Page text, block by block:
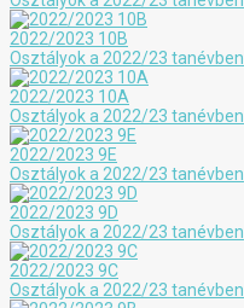
2022/2023 10B
Osztályok a 2022/23 tanévben
2022/2023 10A
Osztályok a 2022/23 tanévben
2022/2023 9E
Osztályok a 2022/23 tanévben
2022/2023 9D
Osztályok a 2022/23 tanévben
2022/2023 9C
Osztályok a 2022/23 tanévben